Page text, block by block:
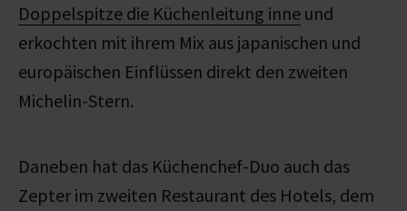
Doppelspitze die Küchenleitung inne und
erkochten mit ihrem Mix aus japanischen und
europäischen Einflüssen direkt den zweiten
Michelin-Stern.
Daneben hat das Küchenchef-Duo auch das
Zepter im zweiten Restaurant des Hotels, dem